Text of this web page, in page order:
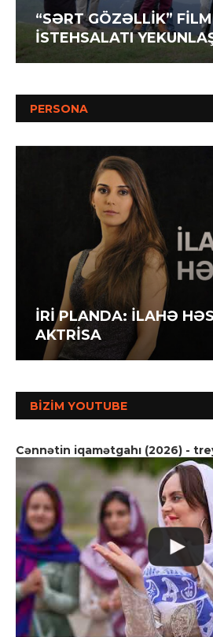
“SƏRT GÖZƏLLİK”
İSTEHSALATI
PERSONA
İRİ PLANDA: İLAHƏ
AKTRİSA
BIZIM YOUTUBE
Cənnətin iqamətgahı (2026) -